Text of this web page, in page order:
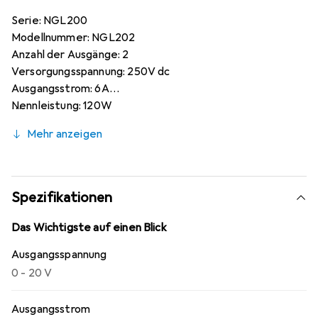
Serie: NGL200
Modellnummer: NGL202
Anzahl der Ausgänge: 2
Versorgungsspannung: 250V dc
Ausgangsstrom: 6A
Nennleistung: 120W
Typ: Digital
Temperatur min.: +5°C.
Mehr anzeigen
Spezifikationen
Das Wichtigste auf einen Blick
Ausgangsspannung
0 - 20 V
Ausgangsstrom